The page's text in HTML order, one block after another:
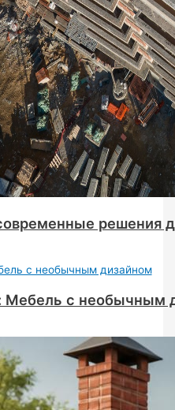
решения
Мебель с необычным